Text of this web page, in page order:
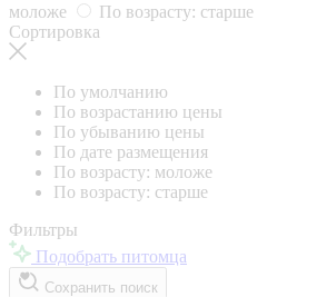
моложе
По возрасту: старше
Сортировка
По умолчанию
По возрастанию цены
По убыванию цены
По дате размещения
По возрасту: моложе
По возрасту: старше
Фильтры
Подобрать питомца
Сохранить поиск